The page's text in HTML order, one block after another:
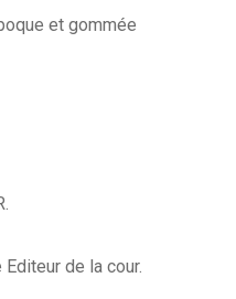
et gommée
de la cour.